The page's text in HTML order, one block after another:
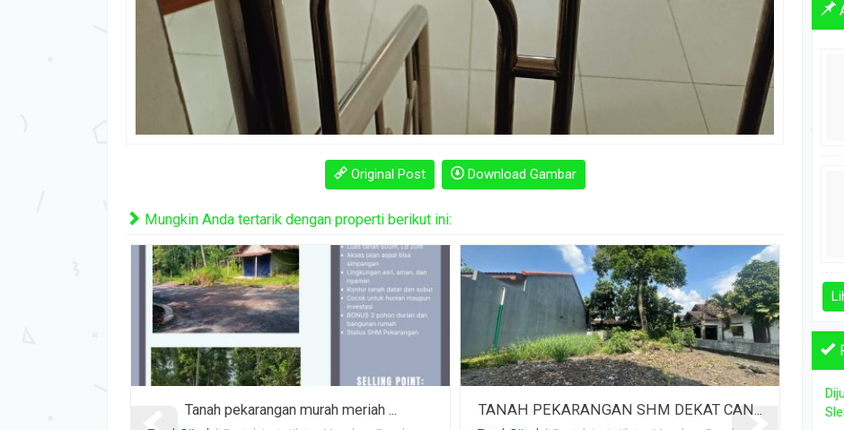
Original Post Download Gambar
Mungkin Anda tertarik dengan properti berikut ini:
TANAH PEKARANGAN SHM DEKAT CAN... DIJUAL RUMAH SIAP HUNI FULL FU...